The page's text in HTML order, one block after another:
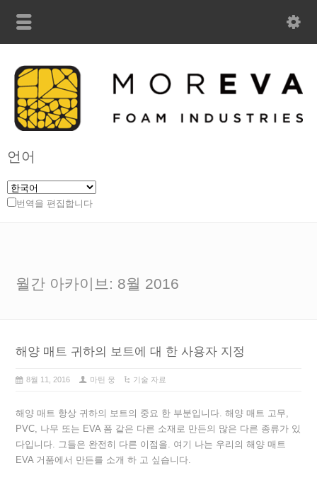
언어
번역을 편집합니다
월간 아카이브: 8월 2016
해양 매트 귀하의 보트에 대 한 사용자 지정
8월 11, 2016 마틴 웅 기술 자료
해양 매트 항상 귀하의 보트의 중요 한 부분입니다. 해양 매트 고무,
PVC, 나무 또는 EVA 폼 같은 다른 소재로 만든의 많은 다른 종류가 있
다입니다. 그들은 완전히 다른 이점을. 여기 나는 우리의 해양 매트
EVA 거품에서 만든를 소개 하 고 싶습니다.